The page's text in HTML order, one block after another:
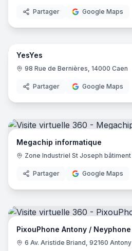
Partager Google Maps
YesYes
98 Rue de Bernières, 14000 Caen
Partager Google Maps
Megachip informatique
Partager Google Maps
PixouPhone Antony / Neyphone
6 Av. Aristide Briand, 92160 Antony